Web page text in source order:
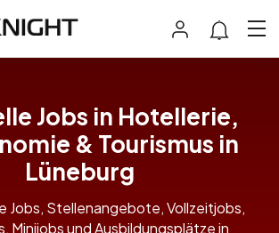
Jobs in Hotellerie,
& Tourismus in
Lüneburg
Jobs, Stellenangebote, Vollzeitjobs,
Minijobs und Ausbildungsplätze in